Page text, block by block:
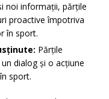
noi informații, părțile
proactive împotriva
în sport.
Părțile
dialog și o acțiune
sport.